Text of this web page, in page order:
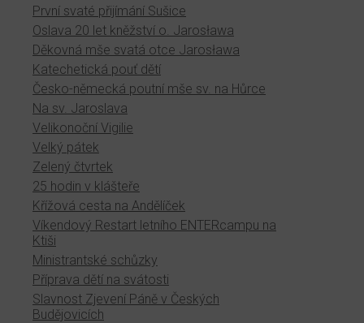
První svaté přijímání Sušice
Oslava 20 let kněžství o. Jarosława
Děkovná mše svatá otce Jarosława
Katechetická pouť dětí
Česko-německá poutní mše sv. na Hůrce
Na sv. Jaroslava
Velikonoční Vigilie
Velký pátek
Zelený čtvrtek
25 hodin v klášteře
Křížová cesta na Andělíček
Víkendový Restart letního ENTERcampu na
Ktiši
Ministrantské schůzky
Příprava dětí na svátosti
Slavnost Zjevení Páně v Českých
Budějovicích